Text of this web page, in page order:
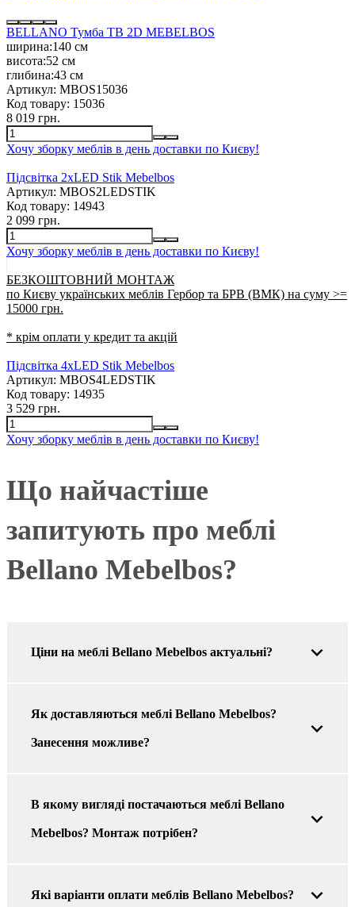
BELLANO Тумба ТВ 2D MEBELBOS
ширина:140 см
висота:52 см
глибина:43 см
Артикул: MBOS15036
Код товару: 15036
8 019 грн.
Хочу зборку меблів в день доставки по Києву!
Підсвітка 2xLED Stik Mebelbos
Артикул: MBOS2LEDSTIK
Код товару: 14943
2 099 грн.
Хочу зборку меблів в день доставки по Києву!
БЕЗКОШТОВНИЙ МОНТАЖ
по Києву українських меблів Гербор та БРВ (ВМК) на суму >=
15000 грн.
* крім оплати у кредит та акцій
Підсвітка 4xLED Stik Mebelbos
Артикул: MBOS4LEDSTIK
Код товару: 14935
3 529 грн.
Хочу зборку меблів в день доставки по Києву!
Що найчастіше
запитують про меблі
Bellano Mebelbos?
Ціни на меблі Bellano Mebelbos актуальні?
Як доставляються меблі Bellano Mebelbos?
Занесення можливе?
В якому вигляді постачаються меблі Bellano
Mebelbos? Монтаж потрібен?
Які варіанти оплати меблів Bellano Mebelbos?